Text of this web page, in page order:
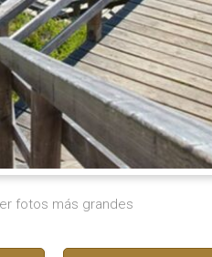
fotos más grandes